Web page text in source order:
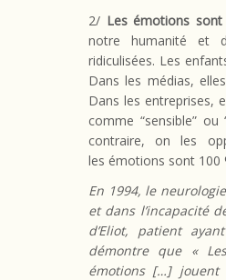
2/ Les émotions
notre humanité et
ridiculisées. Les
Dans les médias,
Dans les entreprises,
comme “sensible”
contraire, on les
les émotions sont 100
En 1994, le
et dans l’incapacité
d’Eliot, patient
démontre que «
émotions […]